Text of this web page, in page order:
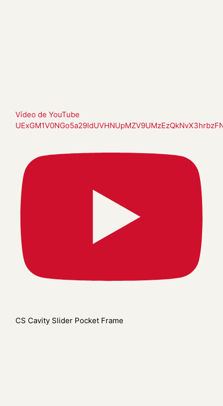
Vídeo de YouTube
CS Cavity Slider Pocket Frame